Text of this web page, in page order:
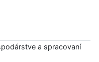
a spracovaní